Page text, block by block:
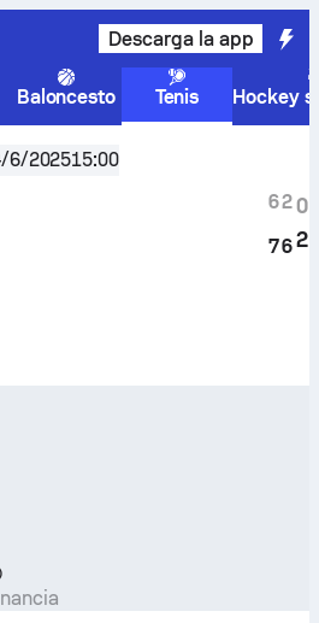
Descarga la app
Baloncesto Tenis
Hockey
Qualifying,Ronda de clasificación
6/202515:00
6
7
2
6
0
2